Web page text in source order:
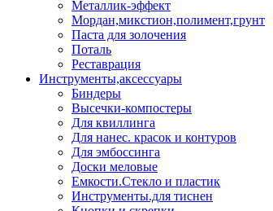
Металлик-эффект
Мордан,микстион,полимент,грунт
Паста для золочения
Поталь
Реставрация
Инструменты,аксессуары
Биндеры
Высечки-компостеры
Для квиллинга
Для нанес. красок и контуров
Для эмбоссинга
Доски меловые
Емкости.Стекло и пластик
Инструменты.для тиснен